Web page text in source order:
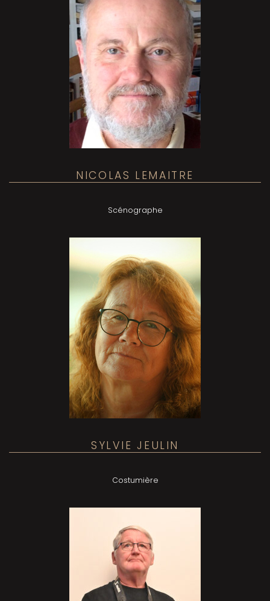
NICOLAS LEMAITRE
Scénographe
SYLVIE JEULIN
Costumière